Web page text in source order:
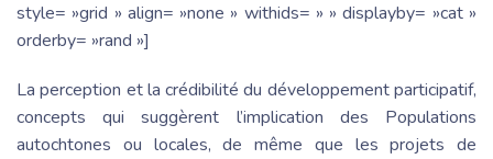
style= »grid » align= »none » withids= » » displayby= »cat »
orderby= »rand »]
La perception et la crédibilité du développement participatif,
concepts qui suggèrent l’implication des Populations
autochtones ou locales, de même que les projets de